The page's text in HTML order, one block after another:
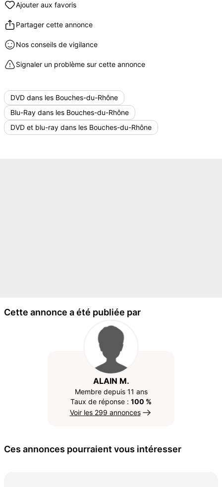
Ajouter aux favoris
Partager cette annonce
Nos conseils de vigilance
Signaler un problème sur cette annonce
DVD dans les Bouches-du-Rhône
Blu-Ray dans les Bouches-du-Rhône
DVD et blu-ray dans les Bouches-du-Rhône
Cette annonce a été publiée par
ALAIN M.
Membre depuis 11 ans
Taux de réponse : 100 %
Voir les 299 annonces
Ces annonces pourraient vous intéresser